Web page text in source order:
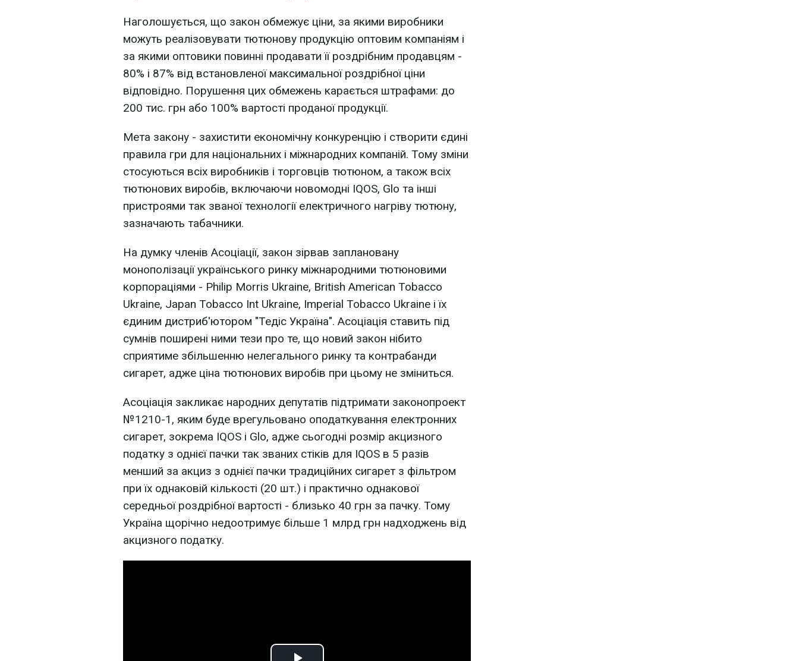
Наголошується, що закон обмежує ціни, за якими виробники
можуть реалізовувати тютюнову продукцію оптовим компаніям і
за якими оптовики повинні продавати її роздрібним продавцям -
80% і 87% від встановленої максимальної роздрібної ціни
відповідно. Порушення цих обмежень карається штрафами: до
200 тис. грн або 100% вартості проданої продукції.
Мета закону - захистити економічну конкуренцію і створити єдині
правила гри для національних і міжнародних компаній. Тому зміни
стосуються всіх виробників і торговців тютюном, а також всіх
тютюнових виробів, включаючи новомодні IQOS, Glo та інші
пристроями так званої технології електричного нагріву тютюну,
зазначають табачники.
На думку членів Асоціації, закон зірвав заплановану
монополізації українського ринку міжнародними тютюновими
корпораціями - Philip Morris Ukraine, British American Tobacco
Ukraine, Japan Tobacco Int Ukraine, Imperial Tobacco Ukraine і їх
єдиним дистриб'ютором "Тедіс Україна". Асоціація ставить під
сумнів поширені ними тези про те, що новий закон нібито
сприятиме збільшенню нелегального ринку та контрабанди
сигарет, адже ціна тютюнових виробів при цьому не зміниться.
Асоціація закликає народних депутатів підтримати законопроект
№1210-1, яким буде врегульовано оподаткування електронних
сигарет, зокрема IQOS і Glo, адже сьогодні розмір акцизного
податку з однієї пачки так званих стіків для IQOS в 5 разів
менший за акциз з однієї пачки традиційних сигарет з фільтром
при їх однаковій кількості (20 шт.) і практично однакової
середньої роздрібної вартості - близько 40 грн за пачку. Тому
Україна щорічно недоотримує більше 1 млрд грн надходжень від
акцизного податку.